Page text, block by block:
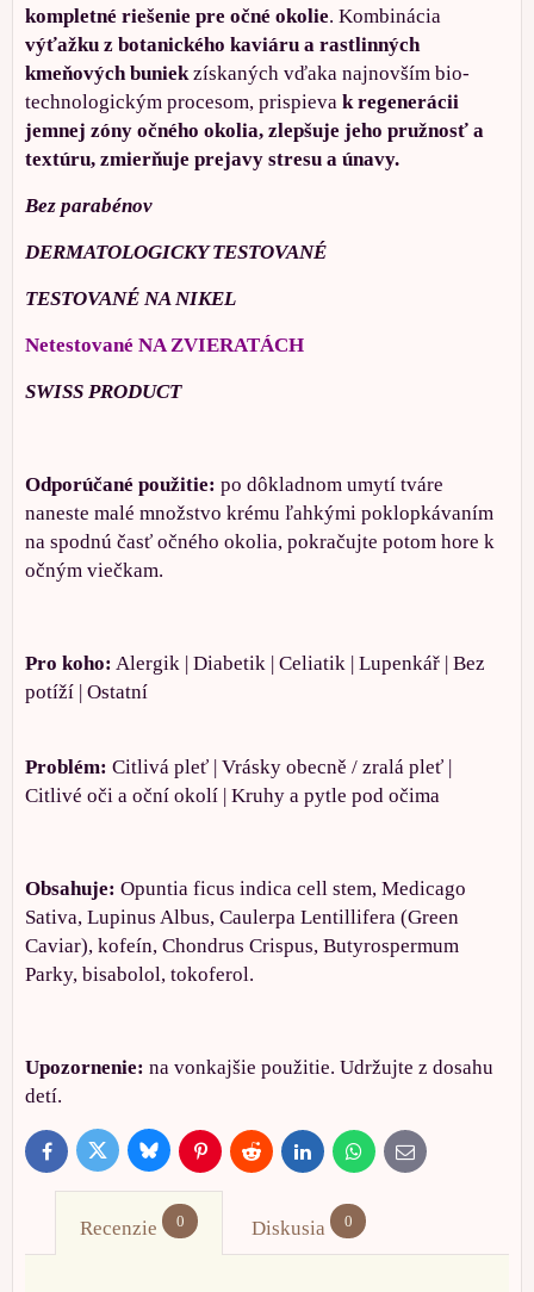
kompletné riešenie pre očné okolie. Kombinácia
výťažku z botanického kaviáru a rastlinných
kmeňových buniekzískaných vďaka najnovším bio-
technologickým procesom, prispieva k regenerácii
jemnej zóny očného okolia, zlepšuje jeho pružnosť a
textúru, zmierňuje prejavy stresu a únavy.
Bez parabénov
DERMATOLOGICKY TESTOVANÉ
TESTOVANÉ NA NIKEL
Netestované NA ZVIERATÁCH
SWISS PRODUCT
Odporúčané použitie: po dôkladnom umytí tváre
naneste malé množstvo krému ľahkými poklopkávaním
na spodnú časť očného okolia, pokračujte potom hore k
očným viečkam.
Pro koho: Alergik | Diabetik | Celiatik | Lupenkář | Bez
potíží | Ostatní
Problém: Citlivá pleť | Vrásky obecně / zralá pleť |
Citlivé oči a oční okolí | Kruhy a pytle pod očima
Obsahuje: Opuntia ficus indica cell stem, Medicago
Sativa, Lupinus Albus, Caulerpa Lentillifera (Green
Caviar), kofeín, Chondrus Crispus, Butyrospermum
Parky, bisabolol, tokoferol.
Upozornenie: na vonkajšie použitie. Udržujte z dosahu
detí.
FacebookTwitter BlueskyPinterestReddit LinkedInWhatsApp
E-
mail
Recenzie 0 Diskusia 0